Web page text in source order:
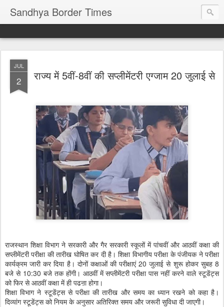
Sandhya Border Times
JUL
2 राज्य में 5वीं-8वीं की सप्लीमेंटरी एग्जाम 20 जुलाई से
राजस्थान शिक्षा विभाग ने सरकारी और गैर सरकारी स्कूलों में पांचवीं और आठवीं कक्षा की
सप्लीमेंटरी परीक्षा की तारीख घोषित कर दी है। शिक्षा विभागीय परीक्षा के पंजीयक ने परीक्षा
कार्यक्रम जारी कर दिया है। दोनों कक्षाओं की परीक्षाएं 20 जुलाई से शुरू होकर सुबह 8
बजे से 10:30 बजे तक होंगी। आठवीं में सप्लीमेंटरी परीक्षा पास नहीं करने वाले स्टूडेंट्स
को फिर से आठवीं कक्षा में ही पढऩा होगा।
शिक्षा विभाग ने स्टूडेंट्स से परीक्षा की तारीख और समय का ध्यान रखने को कहा है।
दिव्यांग स्टूडेंट्स को नियम के अनुसार अतिरिक्त समय और जरूरी सुविधा दी जाएगी।